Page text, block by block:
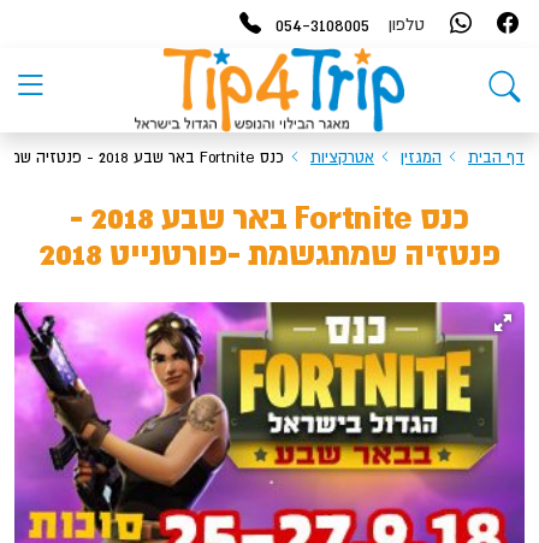
טלפון 054-3108005
דף הבית המגזין אטרקציות כנס Fortnite באר שבע 2018 - פנטזיה שמתגשמת -פורטנייט 2018
כנס Fortnite באר שבע 2018 -
פנטזיה שמתגשמת -פורטנייט 2018